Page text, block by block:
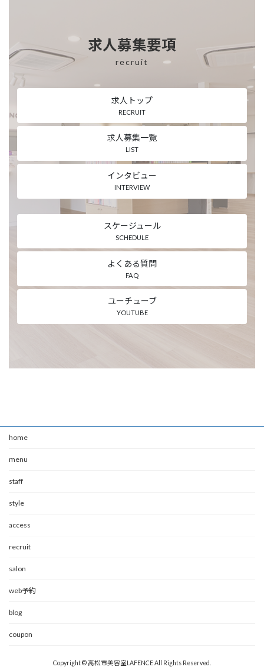
求人募集要項
recruit
求人トップ
RECRUIT
求人募集一覧
LIST
インタビュー
INTERVIEW
スケージュール
SCHEDULE
よくある質問
FAQ
ユーチューブ
YOUTUBE
home
menu
staff
style
access
recruit
salon
web予約
blog
coupon
Copyright © 高松市美容室LAFENCE All Rights Reserved.